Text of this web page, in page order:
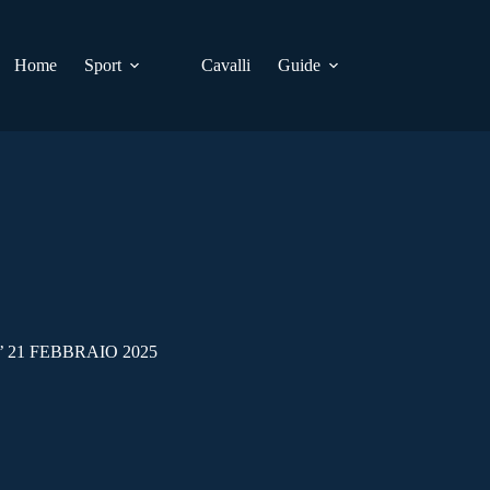
Home
Sport Cavalli Guide
FEBBRAIO 2025